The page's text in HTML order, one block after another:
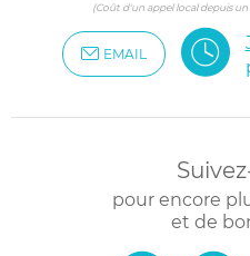
(Coût d'un appel local depuis
EMAIL
pour encore
et de